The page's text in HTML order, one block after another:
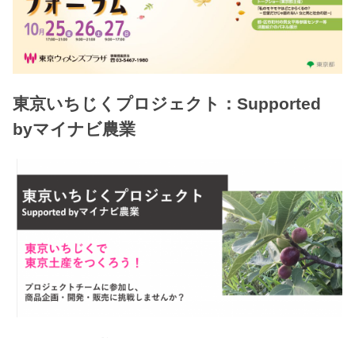
東京いちじくプロジェクト：Supported
byマイナビ農業